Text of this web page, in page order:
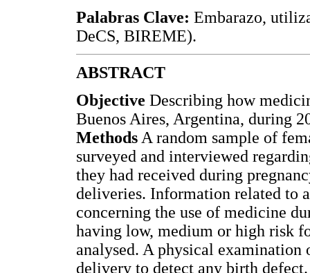
Palabras Clave: Embarazo,
DeCS, BIREME).
ABSTRACT
Objective Describing how
Buenos Aires, Argentina, during
Methods A random sample of
surveyed and interviewed
they had received during
deliveries. Information related to
concerning the use of medicine
having low, medium or high risk
analysed. A physical
delivery to detect any birth defect.